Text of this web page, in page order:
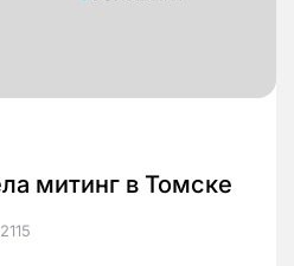
митинг в Томске
2115